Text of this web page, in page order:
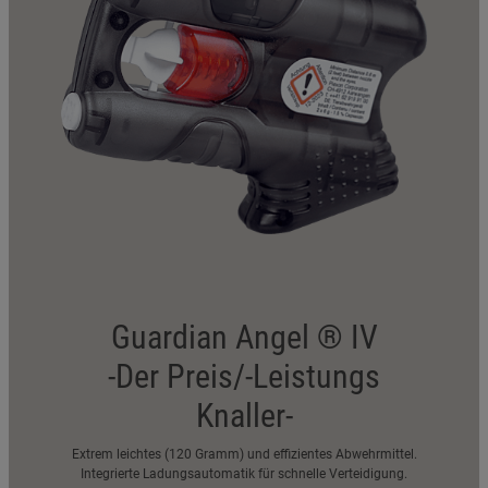
Guardian Angel ® IV
-Der Preis/-Leistungs
Knaller-
Extrem leichtes (120 Gramm) und effizientes Abwehrmittel.
Integrierte Ladungsautomatik für schnelle Verteidigung.